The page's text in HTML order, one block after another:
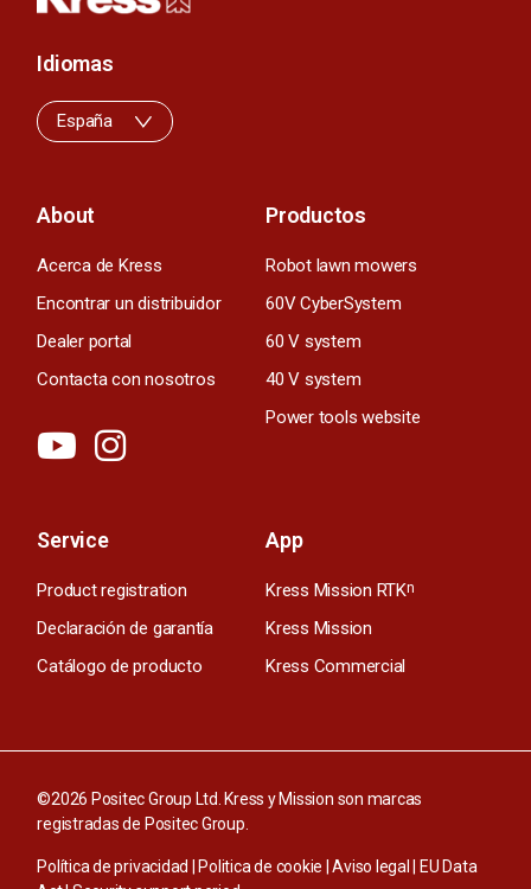
About
Acerca de Kress
Encontrar un distribuidor
Dealer portal
Contacta con nosotros
Productos
Robot lawn mowers
60V CyberSystem
60 V system
40 V system
Power tools website
Service
Product registration
Declaración de garantía
Catálogo de producto
App
Kress Mission RTKn
Kress Mission
Kress Commercial
Idiomas
España
©2026 Positec Group Ltd. Kress y Mission son marcas
registradas de Positec Group.
Política de privacidad Politica de cookie |Aviso legal
EU Data